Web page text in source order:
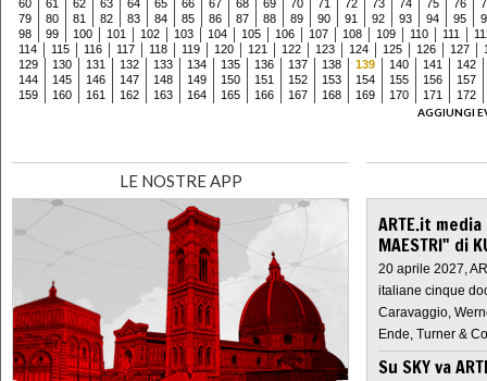
60 61 62 63 64 65 66 67 68 69 70 71 72 73 74 75 76
79
80 81 82 83 84 85 86 87 88 89 90 91 92 93 94 95
98
99 100 101 102 103 104 105 106 107 108 109 110 111
114
115 116 117 118 119 120 121 122 123 124 125 126 127
129
130 131 132 133 134 135 136 137 138 139 140 141
142
144
145 146 147 148 149 150 151 152 153 154 155 156
157
159
160 161 162 163 164 165 166 167 168 169 170 171
172
AGGIUNGI
LE NOSTRE APP
ARTE.it
MAESTRI" di
20 aprile 2027,
italiane cinque
Caravaggio,
Ende, Turner &
Su SKY va